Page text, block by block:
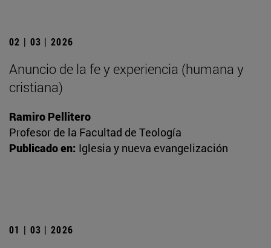
02 | 03 | 2026
Anuncio de la fe y experiencia (humana y
cristiana)
Ramiro Pellitero
Profesor de la Facultad de Teología
Publicado en: Iglesia y nueva evangelización
01 | 03 | 2026